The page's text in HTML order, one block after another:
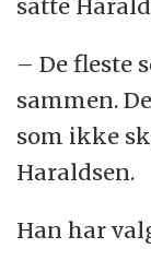
satte
– De fleste
sammen.
som ikke
Haraldsen.
Han har